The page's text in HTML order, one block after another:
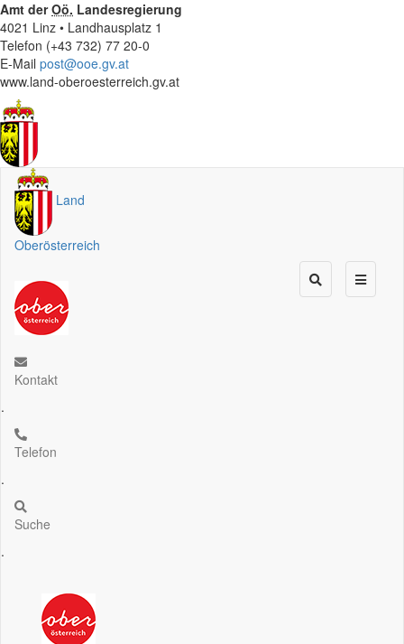
Amt derOö. Landesregierung
4021 Linz • Landhausplatz 1
Telefon (+43 732) 77 20-0
E-Mail post@ooe.gv.at
www.land-oberoesterreich.gv.at
Land
Oberösterreich
Kontakt
.
Telefon
.
Suche
.